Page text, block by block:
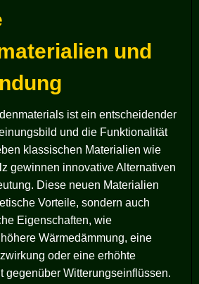
und
ist ein entscheidender
und die Funktionalität
klassischen Materialien wie
gewinnen innovative Alternativen
Diese neuen Materialien
Vorteile, sondern auch
Eigenschaften, wie
Wärmedämmung, eine
oder eine erhöhte
gegenüber Witterungseinflüssen.